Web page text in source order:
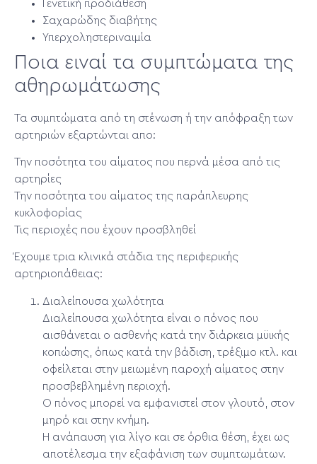
Γενετική προδιάθεση
Σαχαρώδης διαβήτης
Υπερχοληστεριναιμία
Ποια ειναί τα συμπτώματα της
αθηρωμάτωσης
Τα συμπτώματα από τη στένωση ή την απόφραξη των
αρτηριών εξαρτώνται απο:
Την ποσότητα του αίματος που περνά μέσα από τις
αρτηρίες
Την ποσότητα του αίματος της παράπλευρης
κυκλοφορίας
Τις περιοχές που έχουν προσβληθεί
Έχουμε τρια κλινικά στάδια της περιφερικής
αρτηριοπάθειας:
Διαλείπουσα χωλότητα
Διαλείπουσα χωλότητα είναι ο πόνος που
αισθάνεται ο ασθενής κατά την διάρκεια μϋικής
κοπώσης, όπως κατά την βάδιση, τρέξιμο κτλ. και
οφείλεται στην μειωμένη παροχή αίματος στην
προσβεβλημένη περιοχή.
Ο πόνος μπορεί να εμφανιστεί στον γλουτό, στον
μηρό και στην κνήμη.
Η ανάπαυση για λίγο και σε όρθια θέση, έχει ως
αποτέλεσμα την εξαφάνιση των συμπτωμάτων.